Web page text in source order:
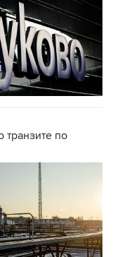
транзите по